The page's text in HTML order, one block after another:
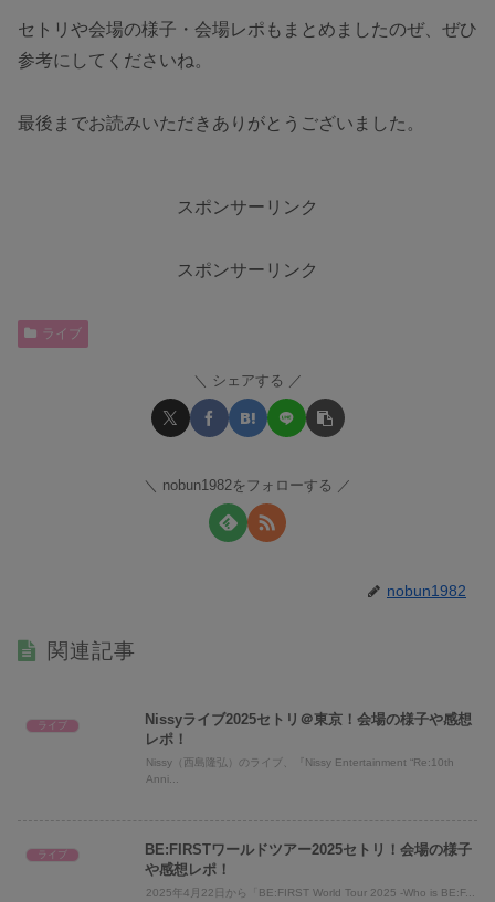
セトリや会場の様子・会場レポもまとめましたのぜ、ぜひ
参考にしてくださいね。
最後までお読みいただきありがとうございました。
スポンサーリンク
スポンサーリンク
ライブ
シェアする
nobun1982をフォローする
nobun1982
関連記事
ライブ
Nissyライブ2025セトリ＠東京！会場の様子や感想
レポ！
Nissy（西島隆弘）のライブ、『Nissy Entertainment “Re:10th
Anni...
ライブ
BE:FIRSTワールドツアー2025セトリ！会場の様子
や感想レポ！
2025年4月22日から「BE:FIRST World Tour 2025 -Who is BE:F...